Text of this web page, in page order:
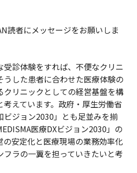
読者にメッセージをお願いしま
受診体験をすれば、不便なクリニ
うした患者に合わせた医療体験の
クリニックとしての経営基盤を構
えています。政府・厚生労働省
ビジョン2030」とも足並みを揃
医療DXビジョン2030」の
の安定化と医療現場の業務効率化
フラの一翼を担っていきたいと考